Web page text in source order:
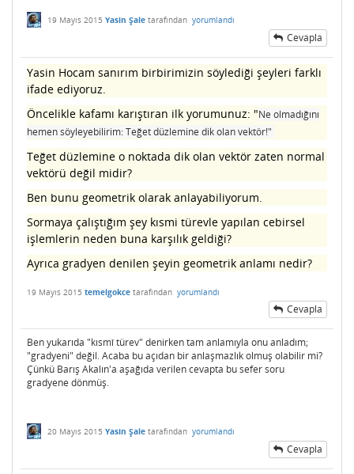
19 Mayıs 2015 Yasin Şale tarafından yorumlandı
Cevapla
Yasin Hocam sanırım birbirimizin söylediği şeyleri farklı
ifade ediyoruz.
Öncelikle kafamı karıştıran ilk yorumunuz: "Ne olmadığını
hemen söyleyebilirim: Teğet düzlemine dik olan vektör!"
Teğet düzlemine o noktada dik olan vektör zaten normal
vektörü değil midir?
Ben bunu geometrik olarak anlayabiliyorum.
Sormaya çalıştığım şey kısmi türevle yapılan cebirsel
işlemlerin neden buna karşılık geldiği?
Ayrıca gradyen denilen şeyin geometrik anlamı nedir?
19 Mayıs 2015 temelgokce tarafından yorumlandı
Cevapla
Ben yukarıda "kısmî türev" denirken tam anlamıyla onu anladım;
"gradyeni" değil. Acaba bu açıdan bir anlaşmazlık olmuş olabilir mi?
Çünkü Barış Akalın'a aşağıda verilen cevapta bu sefer soru
gradyene dönmüş.
20 Mayıs 2015 Yasin Şale tarafından yorumlandı
Cevapla